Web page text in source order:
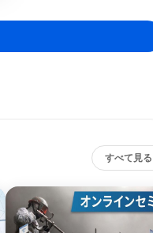
すべて見る